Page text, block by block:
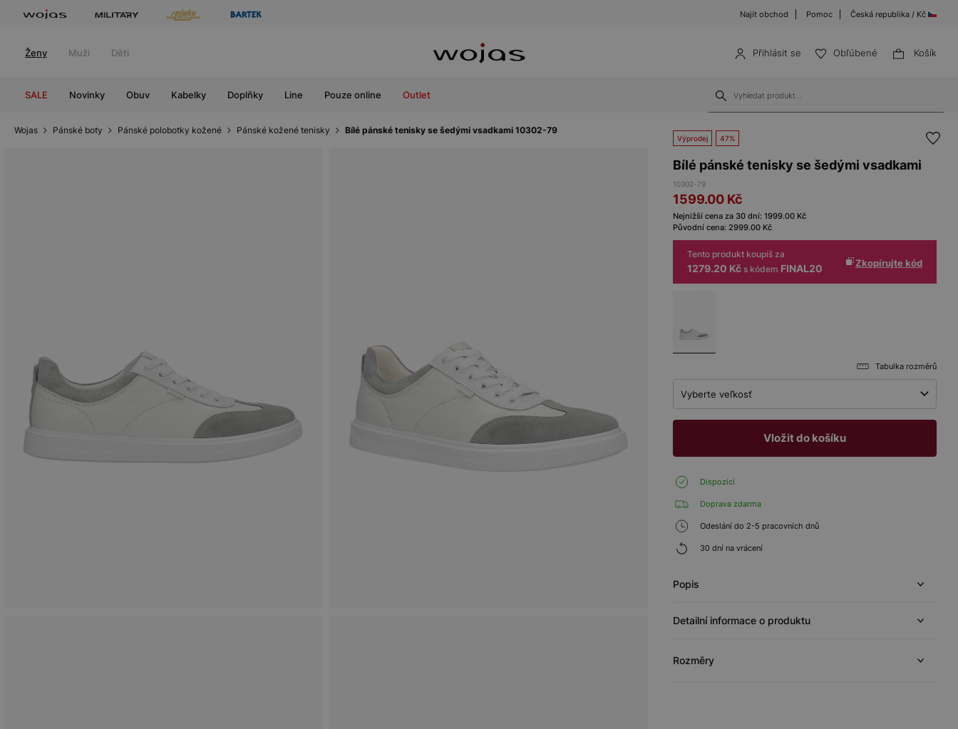
Najít obchod Pomoc Česká republika / Kč
Ženy Muži Děti Přihlásit se Obľúbené Košík
SALE Novinky Obuv Kabelky Doplňky Line Pouze online Outlet
Wojas Pánské boty Pánské polobotky kožené Pánské kožené tenisky Bílé pánské tenisky se šedými vsadkami 10302-79
Výprodej 47%
Bílé pánské tenisky se šedými vsadkami
10302-79
1599.00 Kč
Nejnižší cena za 30 dní: 1999.00 Kč
Původní cena: 2999.00 Kč
Tento produkt koupíš za
1279.20 Kč s kódem FINAL20 Zkopírujte kód
Tabulka rozměrů
Vyberte veľkosť
Vložit do košíku
Dispozici
Doprava zdarma
Odeslání do 2-5 pracovních dnů
30 dní na vrácení
Popis
Detailní informace o produktu
Rozměry